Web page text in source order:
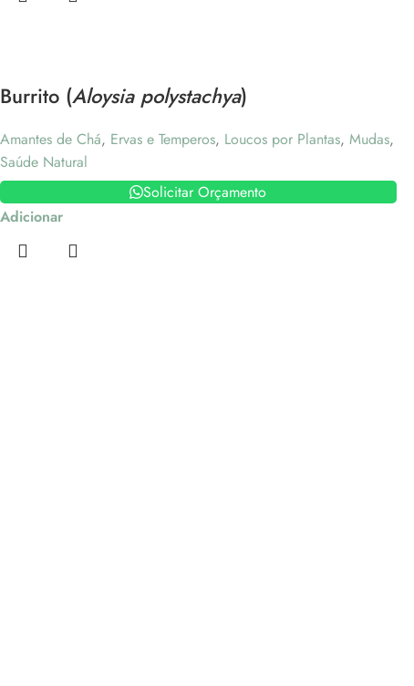
Burrito (Aloysia polystachya)
Amantes de Chá, Ervas e Temperos, Loucos por Plantas, Mudas,
Saúde Natural
Solicitar Orçamento
Adicionar